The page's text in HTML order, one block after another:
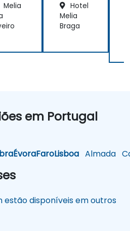
Melia
Hotel
Melia
Braga
em Portugal
ÉvoraFaroLisboa Almada
estão disponíveis em outros